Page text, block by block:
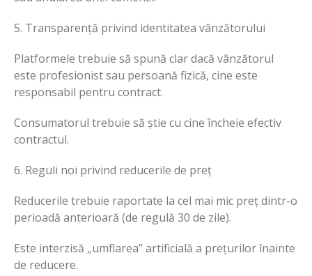
5. Transparență privind identitatea vânzătorului
Platformele trebuie să spună clar dacă vânzătorul
este profesionist sau persoană fizică, cine este
responsabil pentru contract.
Consumatorul trebuie să știe cu cine încheie efectiv
contractul.
6. Reguli noi privind reducerile de preț
Reducerile trebuie raportate la cel mai mic preț dintr-o
perioadă anterioară (de regulă 30 de zile).
Este interzisă „umflarea” artificială a prețurilor înainte
de reducere.